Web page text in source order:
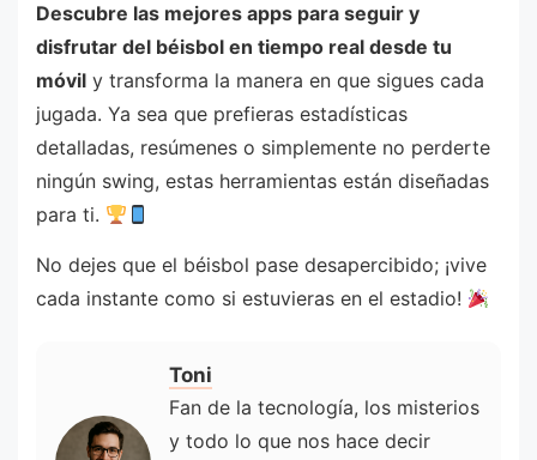
Descubre las mejores apps para seguir y
disfrutar del béisbol en tiempo real desde tu
móvil y transforma la manera en que sigues cada
jugada. Ya sea que prefieras estadísticas
detalladas, resúmenes o simplemente no perderte
ningún swing, estas herramientas están diseñadas
para ti.
No dejes que el béisbol pase desapercibido; ¡vive
cada instante como si estuvieras en el estadio!
Toni
Fan de la tecnología, los misterios
y todo lo que nos hace decir